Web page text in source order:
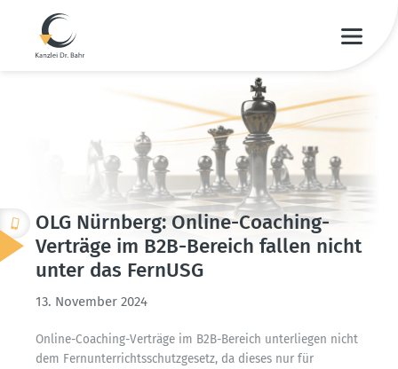
OLG Nürnberg: Online-Coaching-
Verträge im B2B-Bereich fallen nicht
unter das FernUSG
13. November 2024
Online-Coaching-Verträge im B2B-Bereich unter­liegen nicht
dem Fernun­ter­richts­schutz­gesetz, da dieses nur für